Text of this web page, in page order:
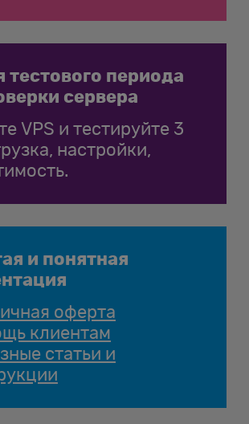
тестового периода
сервера
VPS и тестируйте 3
настройки,
и понятная
оферта
клиентам
статьи и